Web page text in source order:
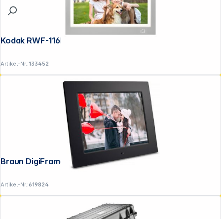
Artikel-Nr.:133452
Braun DigiFrame 1083 24,64cm (9,7")
Artikel-Nr.:619824